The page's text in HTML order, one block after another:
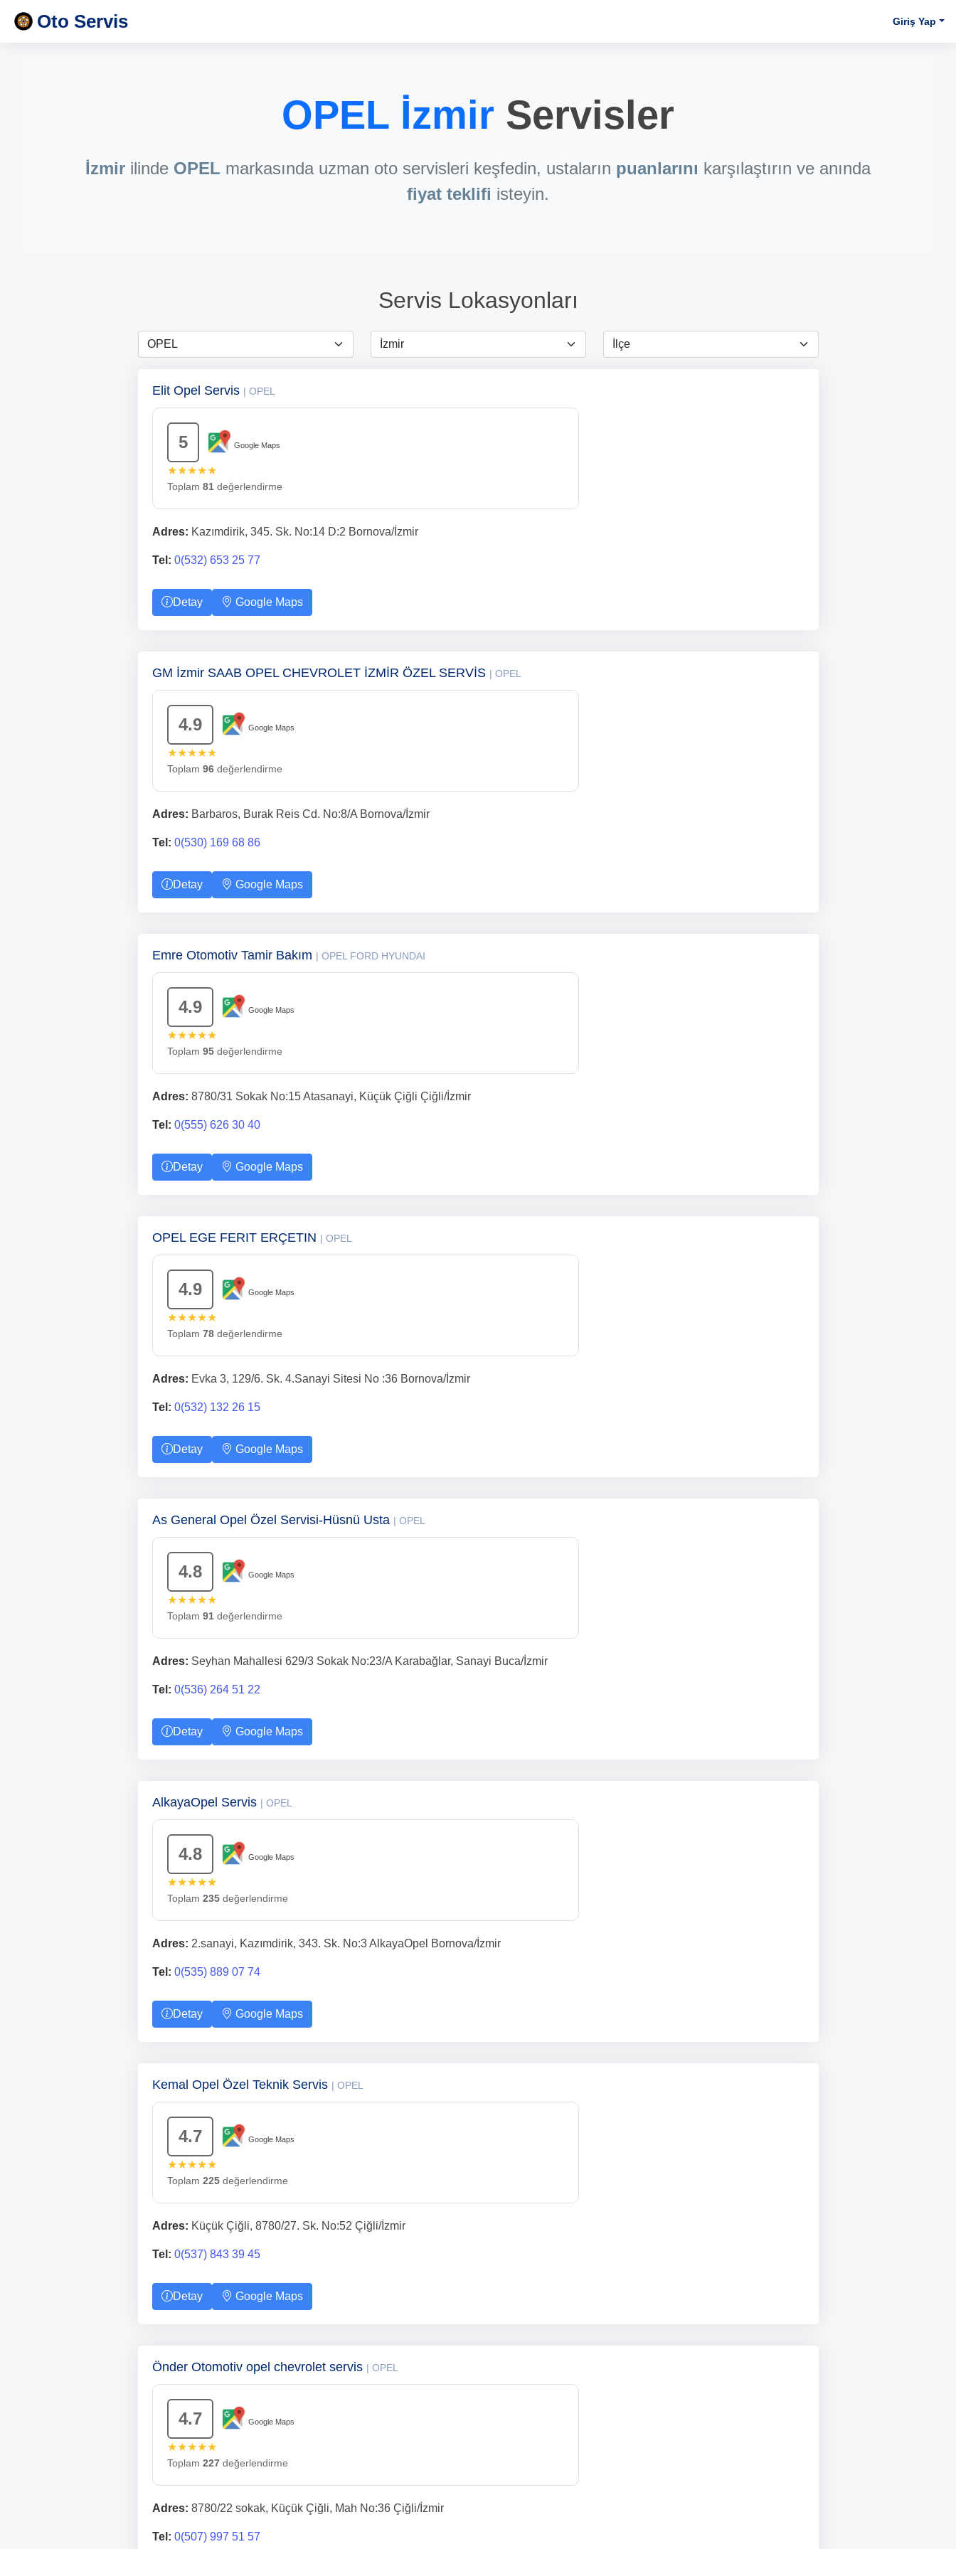
Oto Servis Giriş Yap
OPEL İzmir Servisler
İzmir ilinde OPEL markasında uzman oto servisleri keşfedin, ustaların puanlarını karşılaştırın ve anında
fiyat teklifi isteyin.
Servis Lokasyonları
Elit Opel Servis | OPEL
5 Google Maps
★★★★★
Toplam 81değerlendirme
Adres: Kazımdirik, 345. Sk. No:14 D:2 Bornova/İzmir
Tel: 0(532) 653 25 77
Detay Google Maps
GM İzmir SAAB OPEL CHEVROLET İZMİR ÖZEL SERVİS | OPEL
4.9 Google Maps
★★★★★
Toplam 96değerlendirme
Adres: Barbaros, Burak Reis Cd. No:8/A Bornova/İzmir
Tel: 0(530) 169 68 86
Detay Google Maps
Emre Otomotiv Tamir Bakım | OPEL FORD HYUNDAI
4.9 Google Maps
★★★★★
Toplam 95değerlendirme
Adres: 8780/31 Sokak No:15 Atasanayi, Küçük Çiğli Çiğli/İzmir
Tel: 0(555) 626 30 40
Detay Google Maps
OPEL EGE FERIT ERÇETIN | OPEL
4.9 Google Maps
★★★★★
Toplam 78değerlendirme
Adres: Evka 3, 129/6. Sk. 4.Sanayi Sitesi No :36 Bornova/İzmir
Tel: 0(532) 132 26 15
Detay Google Maps
As General Opel Özel Servisi-Hüsnü Usta | OPEL
4.8 Google Maps
★★★★★
Toplam 91değerlendirme
Adres: Seyhan Mahallesi 629/3 Sokak No:23/A Karabağlar, Sanayi Buca/İzmir
Tel: 0(536) 264 51 22
Detay Google Maps
AlkayaOpel Servis | OPEL
4.8 Google Maps
★★★★★
Toplam 235değerlendirme
Adres: 2.sanayi, Kazımdirik, 343. Sk. No:3 AlkayaOpel Bornova/İzmir
Tel: 0(535) 889 07 74
Detay Google Maps
Kemal Opel Özel Teknik Servis | OPEL
4.7 Google Maps
★★★★★
Toplam 225değerlendirme
Adres: Küçük Çiğli, 8780/27. Sk. No:52 Çiğli/İzmir
Tel: 0(537) 843 39 45
Detay Google Maps
Önder Otomotiv opel chevrolet servis | OPEL
4.7 Google Maps
★★★★★
Toplam 227değerlendirme
Adres: 8780/22 sokak, Küçük Çiğli, Mah No:36 Çiğli/İzmir
Tel: 0(507) 997 51 57